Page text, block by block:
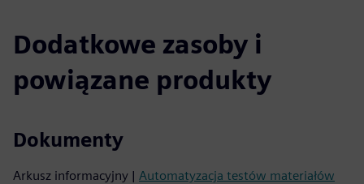
Dodatkowe zasoby i
powiązane produkty
Dokumenty
Arkusz informacyjny | Automatyzacja testów materiałów